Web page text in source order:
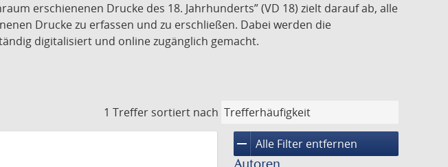
erschienenen Drucke des 18. Jahrhunderts” (VD 18) zielt darauf ab, alle
Drucke zu erfassen und zu erschließen. Dabei werden die
digitalisiert und online zugänglich gemacht.
1 Treffer sortiert nach
remove Alle Filter entfernen